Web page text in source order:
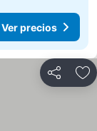
Ver precios
Compartir